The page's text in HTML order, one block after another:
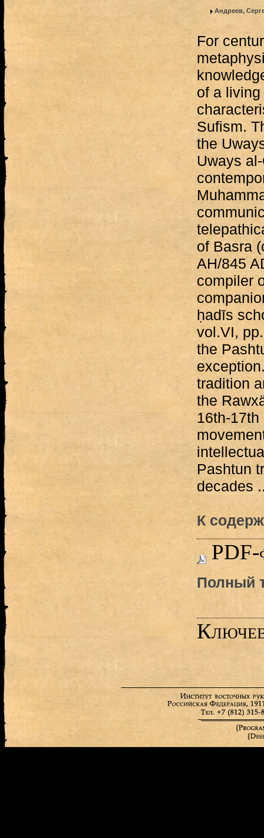
Андреев,
For
of a
Sufism.
the
Uways
of Basra
AH/845
compiler
ḥadīs
vol.VI,
the
tradition
the
16th-
Pashtun
decades
К
PDF-
Полный